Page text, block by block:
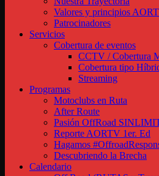
Valores y principios
Patrocinadores
Servicios
Cobertura de eventos
CCTV / Cobertura
Cobertura tipo
Streaming
Programas
Motoclubs en Ruta
After Route
Pasión OffRoad
Reporte AORTV 1er. Ed
Hagamos
Descubriendo la Brecha
Calendario